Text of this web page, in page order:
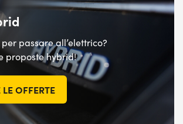
passare all’elettrico?
proposte hybrid!
OFFERTE